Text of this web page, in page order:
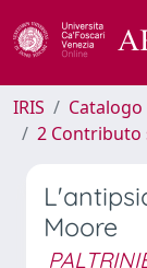
IRIS
2 Contributo
Moore